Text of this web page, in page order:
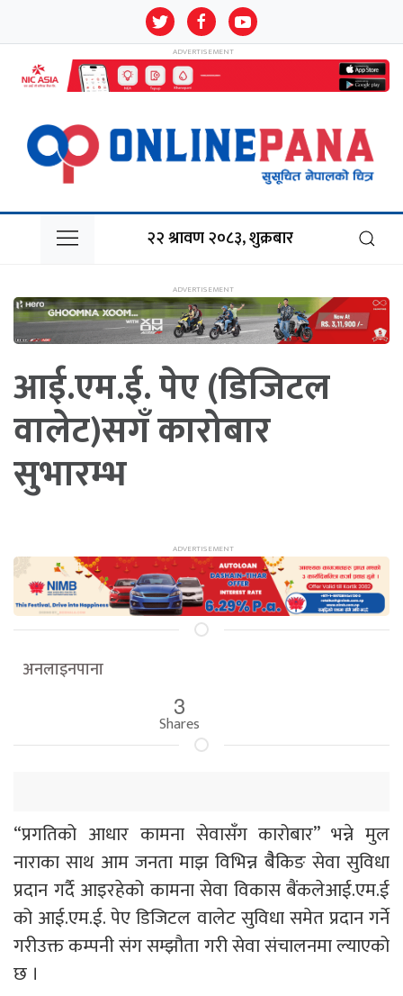
२२ श्रावण २०८३, शुक्रबार
आई.एम.ई. पेए (डिजिटल
वालेट)सगँ कारोबार
सुभारम्भ
अनलाइनपाना
3
Shares
“प्रगतिको आधार कामना सेवासँग कारोबार” भन्ने मुल
नाराका साथ आम जनता माझ विभिन्न बैैकिङ सेवा सुविधा
प्रदान गर्दै आइरहेको कामना सेवा विकास बैंकलेआई.एम.ई
को आई.एम.ई. पेए डिजिटल वालेट सुविधा समेत प्रदान गर्ने
गरीउक्त कम्पनी संग सम्झौता गरी सेवा संचालनमा ल्याएको
छ ।